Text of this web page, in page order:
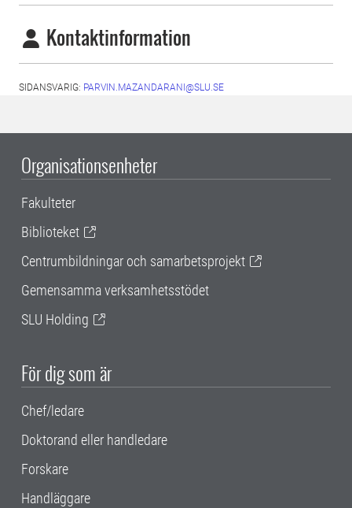
Kontaktinformation
SIDANSVARIG: PARVIN.MAZANDARANI@SLU.SE
Organisationsenheter
Fakulteter
Biblioteket
Centrumbildningar och samarbetsprojekt
Gemensamma verksamhetsstödet
SLU Holding
För dig som är
Chef/ledare
Doktorand eller handledare
Forskare
Handläggare